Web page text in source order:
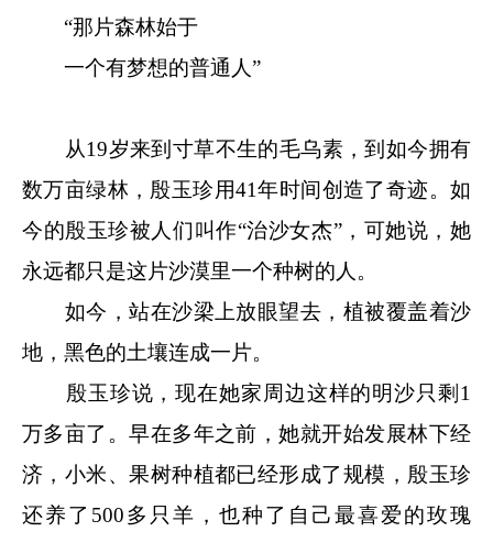
“那片森林始于
一个有梦想的普通人”
从19岁来到寸草不生的毛乌素，到如今拥有
数万亩绿林，殷玉珍用41年时间创造了奇迹。如
今的殷玉珍被人们叫作“治沙女杰”，可她说，她
永远都只是这片沙漠里一个种树的人。
如今，站在沙梁上放眼望去，植被覆盖着沙
地，黑色的土壤连成一片。
殷玉珍说，现在她家周边这样的明沙只剩1
万多亩了。早在多年之前，她就开始发展林下经
济，小米、果树种植都已经形成了规模，殷玉珍
还养了500多只羊，也种了自己最喜爱的玫瑰